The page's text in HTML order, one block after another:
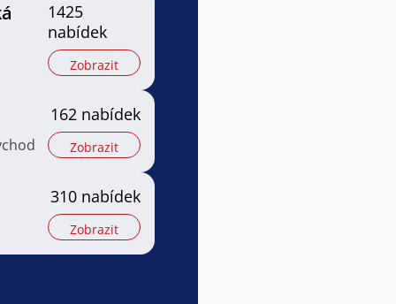
1425
nabídek
Zobrazit
162 nabídek
Zobrazit
310 nabídek
Zobrazit